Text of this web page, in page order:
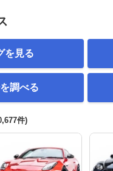
を見る
調べる
件)